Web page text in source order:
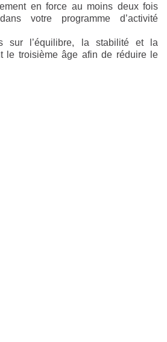
en force au moins deux fois
votre programme d’activité
sur l’équilibre, la stabilité et la
le troisième âge afin de réduire le